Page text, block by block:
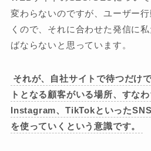
変わらないのですが、ユーザー
くので、それに合わせた発信に
ばならないと思っています。
それが、自社サイトで待つだけ
トとなる顧客がいる場所、すなわ
Instagram、TikTokといった
を使っていくという意識です。